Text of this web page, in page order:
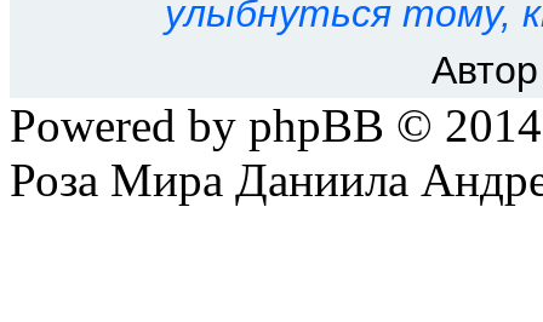
улыбнуться тому,
Powered by phpBB ©
Роза Мира Даниила